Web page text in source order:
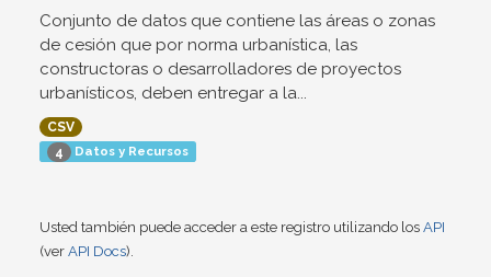
Conjunto de datos que contiene las áreas o zonas
de cesión que por norma urbanística, las
constructoras o desarrolladores de proyectos
urbanísticos, deben entregar a la...
CSV
4 Datos y Recursos
Usted también puede acceder a este registro utilizando los API
(ver API Docs).